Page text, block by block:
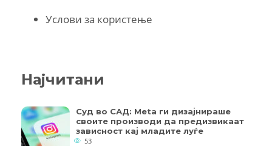
Услови за користење
Најчитани
Суд во САД: Meta ги дизајнираше
своите производи да предизвикаат
зависност кај младите луѓе
53